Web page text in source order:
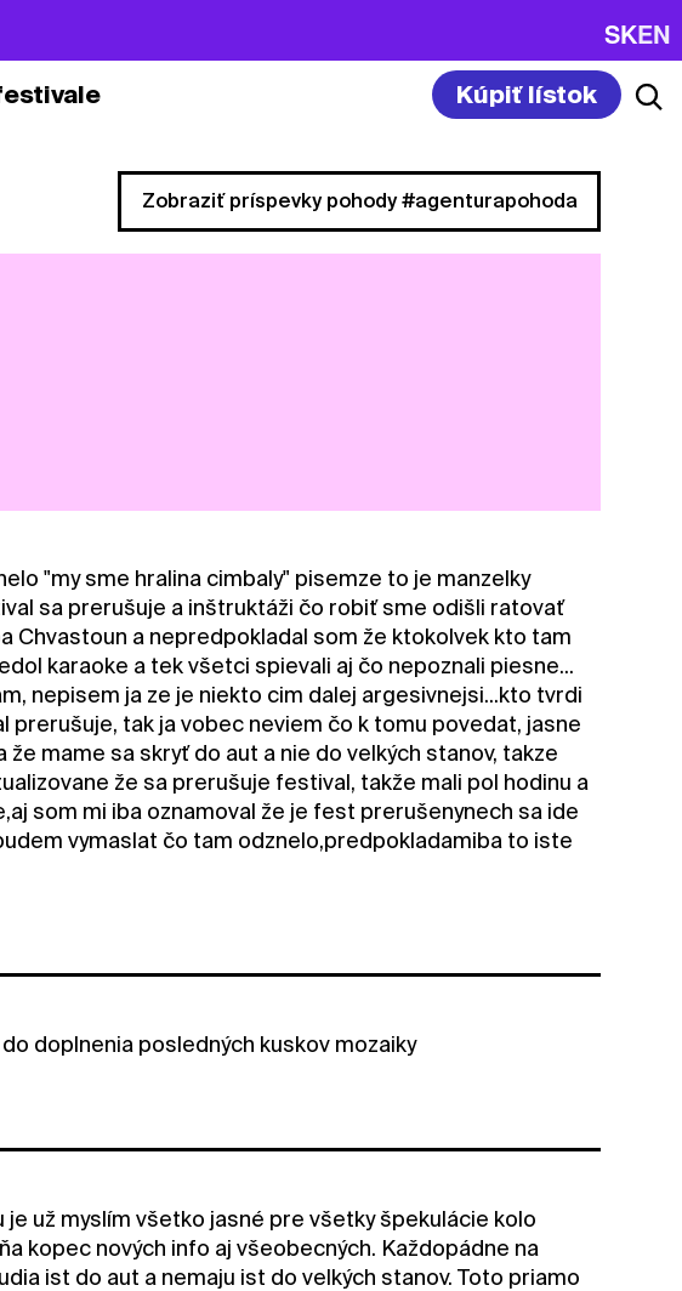
SKEN
Kúpiť lístok
Zobraziť príspevky pohody #agenturapohoda
"my sme hralina cimbaly" pisemze to je manzelky
sa prerušuje a inštruktáži čo robiť sme odišli ratovať
Chvastoun a nepredpokladal som že ktokolvek kto tam
karaoke a tek všetci spievali aj čo nepoznali piesne...
nepisem ja ze je niekto cim dalej argesivnejsi...kto tvrdi
tak ja vobec neviem čo k tomu povedat, jasne
mame sa skryť do aut a nie do velkých stanov, takze
že sa prerušuje festival, takže mali pol hodinu a
som mi iba oznamoval že je fest prerušenynech sa ide
vymaslat čo tam odznelo,predpokladamiba to iste
doplnenia posledných kuskov mozaiky
je už myslím všetko jasné pre všetky špekulácie kolo
kopec nových info aj všeobecných. Každopádne na
ist do aut a nemaju ist do velkých stanov. Toto priamo